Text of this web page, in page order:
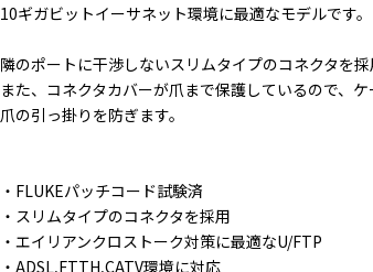
10ギガビットイーサネット環境に最適なモデルです。
隣のポートに干渉しないスリムタイプのコネクタを採
また、コネクタカバーが爪まで保護しているので、ケ
爪の引っ掛りを防ぎます。
・FLUKEパッチコード試験済
・スリムタイプのコネクタを採用
・エイリアンクロストーク対策に最適なU/FTP
・ADSL,FTTH,CATV環境に対応